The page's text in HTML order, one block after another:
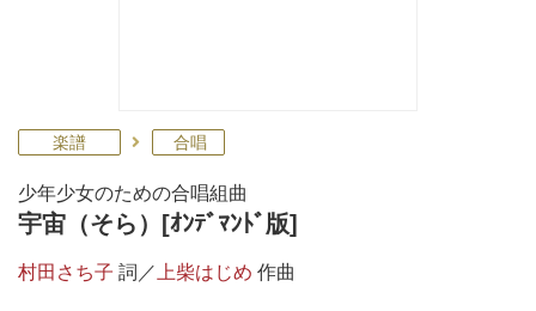
楽譜 合唱
少年少女のための合唱組曲
宇宙（そら）[ｵﾝﾃﾞﾏﾝﾄﾞ版]
村田さち子 詞／ 上柴はじめ 作曲